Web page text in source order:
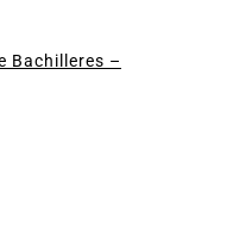
Bachilleres –